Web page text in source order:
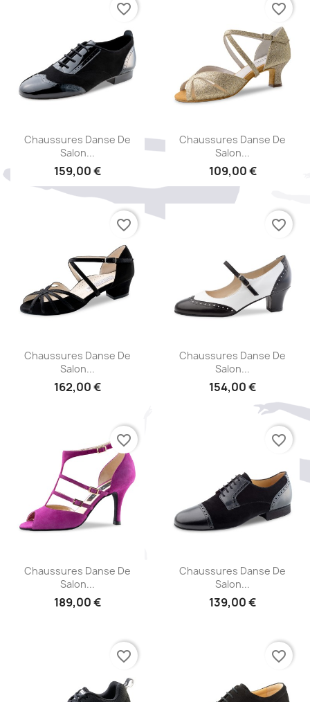
Aperçu rapide
Chaussures Danse De
Salon...
159,00 €
favorite_border
Aperçu rapide
Chaussures Danse De
Salon...
109,00 €
favorite_border
Aperçu rapide
Chaussures Danse De
Salon...
162,00 €
favorite_border
Aperçu rapide
Chaussures Danse De
Salon...
154,00 €
favorite_border
Aperçu rapide
Chaussures Danse De
Salon...
189,00 €
favorite_border
Aperçu rapide
Chaussures Danse De
Salon...
139,00 €
favorite_border
favorite_border favorite_border